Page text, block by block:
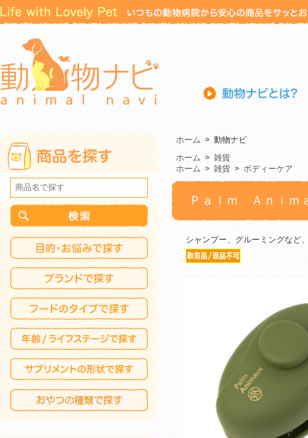
ホーム > 動物ナビ
ホーム > 雑貨
ホーム > 雑貨 > ボディーケア
Ｐａｌｍ Ａｎｉｍ
シャンプー、グルーミングなど